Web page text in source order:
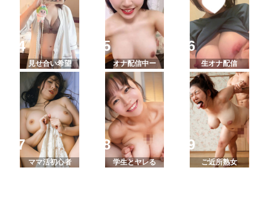
見せ合い希望 オナ配信中ー 生オナ配信
ママ活初心者 学生とヤレる ご近所熟女